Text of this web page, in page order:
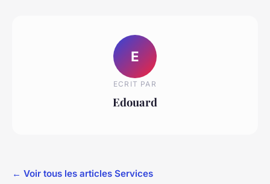
E
ECRIT PAR
Edouard
← Voir tous les articles Services